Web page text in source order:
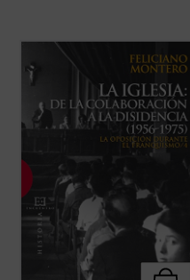
«De la colaboración a la disidencia»
resume el proceso de «desenganche» de la
Iglesia y del catolicismo español respecto
del régimen de Franco, que significó pasar
de la plena identificación y colaboración
con el Régimen (el llamado ...(ver ficha)